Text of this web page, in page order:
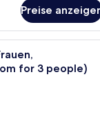
Preise
mit zwei Betten,
for 3 people)